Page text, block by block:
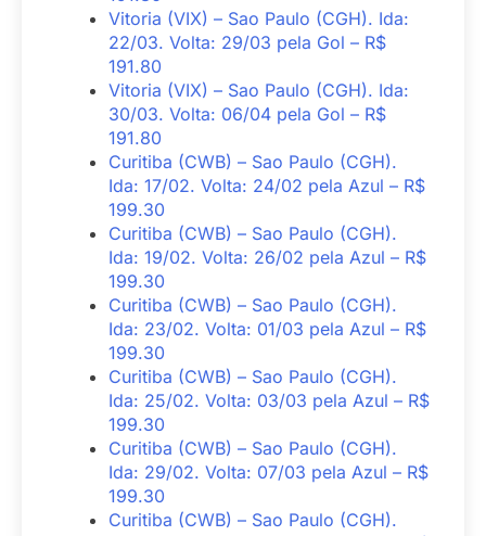
Vitoria (VIX) – Sao Paulo (CGH). Ida:
22/03. Volta: 29/03 pela Gol – R$
191.80
Vitoria (VIX) – Sao Paulo (CGH). Ida:
30/03. Volta: 06/04 pela Gol – R$
191.80
Curitiba (CWB) – Sao Paulo (CGH).
Ida: 17/02. Volta: 24/02 pela Azul – R$
199.30
Curitiba (CWB) – Sao Paulo (CGH).
Ida: 19/02. Volta: 26/02 pela Azul – R$
199.30
Curitiba (CWB) – Sao Paulo (CGH).
Ida: 23/02. Volta: 01/03 pela Azul – R$
199.30
Curitiba (CWB) – Sao Paulo (CGH).
Ida: 25/02. Volta: 03/03 pela Azul – R$
199.30
Curitiba (CWB) – Sao Paulo (CGH).
Ida: 29/02. Volta: 07/03 pela Azul – R$
199.30
Curitiba (CWB) – Sao Paulo (CGH).